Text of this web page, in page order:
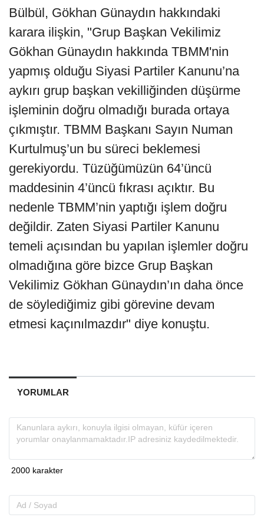
Bülbül, Gökhan Günaydın hakkındaki
karara ilişkin, "Grup Başkan Vekilimiz
Gökhan Günaydın hakkında TBMM'nin
yapmış olduğu Siyasi Partiler Kanunu’na
aykırı grup başkan vekilliğinden düşürme
işleminin doğru olmadığı burada ortaya
çıkmıştır. TBMM Başkanı Sayın Numan
Kurtulmuş’un bu süreci beklemesi
gerekiyordu. Tüzüğümüzün 64’üncü
maddesinin 4’üncü fıkrası açıktır. Bu
nedenle TBMM’nin yaptığı işlem doğru
değildir. Zaten Siyasi Partiler Kanunu
temeli açısından bu yapılan işlemler doğru
olmadığına göre bizce Grup Başkan
Vekilimiz Gökhan Günaydın’ın daha önce
de söylediğimiz gibi görevine devam
etmesi kaçınılmazdır" diye konuştu.
YORUMLAR